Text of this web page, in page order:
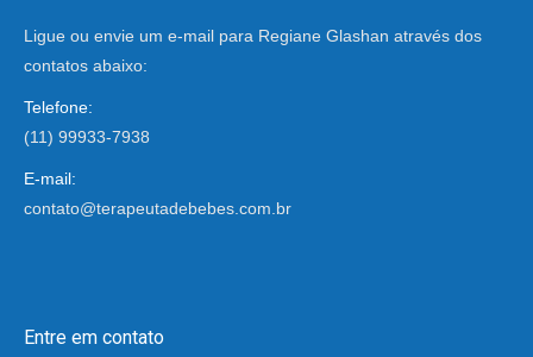
Ligue ou envie um e-mail para Regiane Glashan através dos
contatos abaixo:
Telefone:
(11) 99933-7938
E-mail:
contato@terapeutadebebes.com.br
Entre em contato